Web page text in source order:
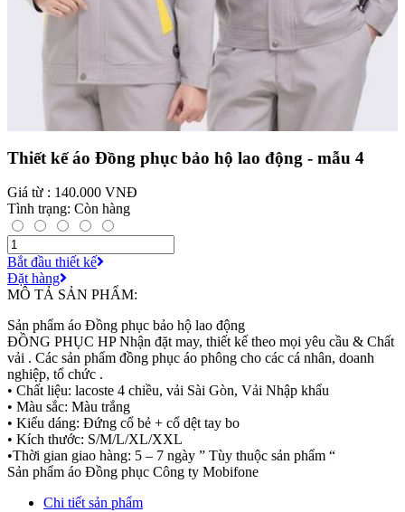
Thiết kế áo Đồng phục bảo hộ lao động - mẫu 4
Giá từ : 140.000 VNĐ
Tình trạng: Còn hàng
Bắt đầu thiết kế
Đặt hàng
MÔ TẢ SẢN PHẨM:
Sản phẩm áo Đồng phục bảo hộ lao động
ĐỒNG PHỤC HP Nhận đặt may, thiết kế theo mọi yêu cầu & Chất
vải . Các sản phẩm đồng phục áo phông cho các cá nhân, doanh
nghiệp, tổ chức .
• Chất liệu: lacoste 4 chiều, vải Sài Gòn, Vải Nhập khẩu
• Màu sắc: Màu trắng
• Kiểu dáng: Đứng cổ bẻ + cổ dệt tay bo
• Kích thước: S/M/L/XL/XXL
•Thời gian giao hàng: 5 – 7 ngày ” Tùy thuộc sản phẩm “
Sản phẩm áo Đồng phục Công ty Mobifone
Chi tiết sản phẩm